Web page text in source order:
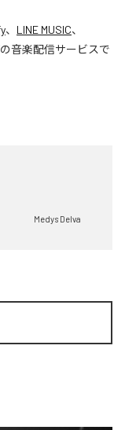
、 LINE MUSIC、
音楽配信サービスで
Medys Delva